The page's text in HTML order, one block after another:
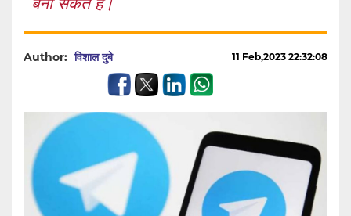
Author: विशाल दुबे 11 Feb,2023 22:32:08